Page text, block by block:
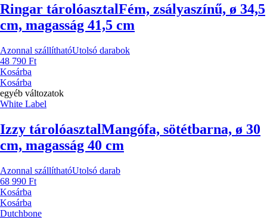
Ringar tárolóasztalFém, zsályaszínű, ø 34,5
cm, magasság 41,5 cm
Azonnal szállíthatóUtolsó darabok
48 790 Ft
Kosárba
Kosárba
egyéb változatok
White Label
Izzy tárolóasztalMangófa, sötétbarna, ø 30
cm, magasság 40 cm
Azonnal szállíthatóUtolsó darab
68 990 Ft
Kosárba
Kosárba
Dutchbone